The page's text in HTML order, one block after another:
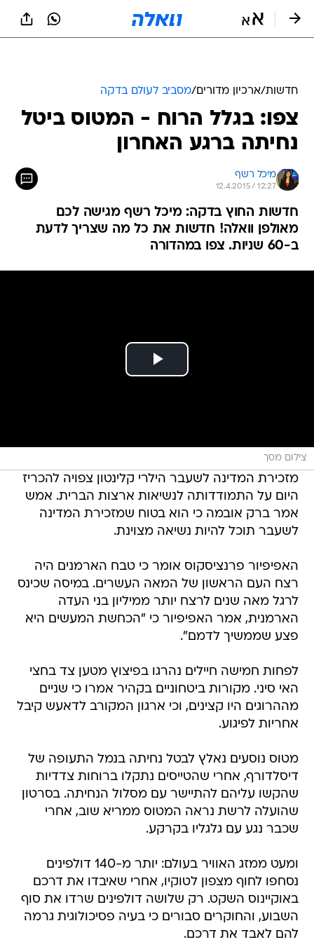
חדשות/ארכיון מדורים/מסביב לעולם בדקה
צפו: בגלל הרוח - המטוס ביטל
נחיתה ברגע האחרון
מיכל רשף
12.4.2015 / 12:27
חדשות החוץ בדקה: מיכל רשף מגישה לכם
מאולפן וואלה! חדשות את כל מה שצריך לדעת
ב-60 שניות. צפו במהדורה
צילום מסך
מזכירת המדינה לשעבר הילרי קלינטון צפויה להכריז
היום על התמודדותה לנשיאות ארצות הברית. אמש
אמר ברק אובמה כי הוא בטוח שמזכירת המדינה
לשעבר תוכל להיות נשיאה מצוינת.
האפיפיור פרנציסקוס אומר כי טבח הארמנים היה
רצח העם הראשון של המאה העשרים. במיסה שכינס
לרגל מאה שנים לרצח יותר ממיליון בני העדה
הארמנית, אמר האפיפיור כי "הכחשת המעשים היא
פצע שממשיך לדמם".
לפחות חמישה חיילים נהרגו בפיצוץ מטען צד בחצי
האי סיני. מקורות ביטחוניים בקהיר אמרו כי שניים
מההרוגים היו קצינים, וכי ארגון המקורב לדאעש קיבל
אחריות לפיגוע.
מטוס נוסעים נאלץ לבטל נחיתה בנמל התעופה של
דיסלדורף, אחרי שהטייסים נתקלו ברוחות צדדיות
שהקשו עליהם להתיישר עם מסלול הנחיתה. בסרטון
שהועלה לרשת נראה המטוס ממריא שוב, אחרי
שכבר נגע עם גלגליו בקרקע.
ומעט ממזג האוויר בעולם: יותר מ-140 דולפינים
נסחפו לחוף מצפון לטוקיו, אחרי שאיבדו את דרכם
באוקיינוס השקט. רק שלושה דולפינים שרדו את סוף
השבוע, והחוקרים סבורים כי בעיה פסיכולוגית גרמה
להם לאבד את דרכם.